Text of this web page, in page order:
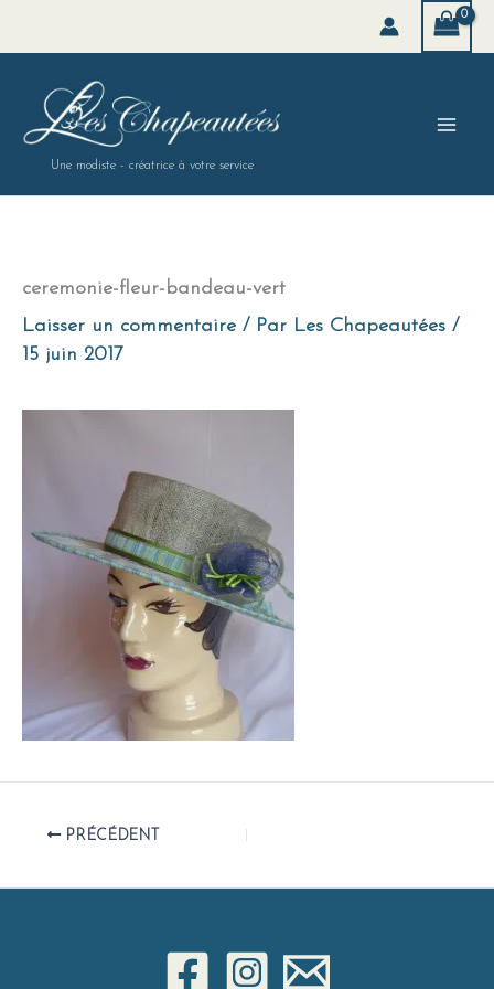
contenu
Une modiste - créatrice à votre service
ceremonie-fleur-bandeau-vert
Laisser un commentaire / Par Les Chapeautées /
15 juin 2017
PRÉCÉDENT